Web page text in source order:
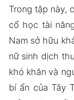
Trong tập này,
cổ học tài
Nam sở hữu
nữ sinh dịch
khó khăn và
bí ẩn của Tây